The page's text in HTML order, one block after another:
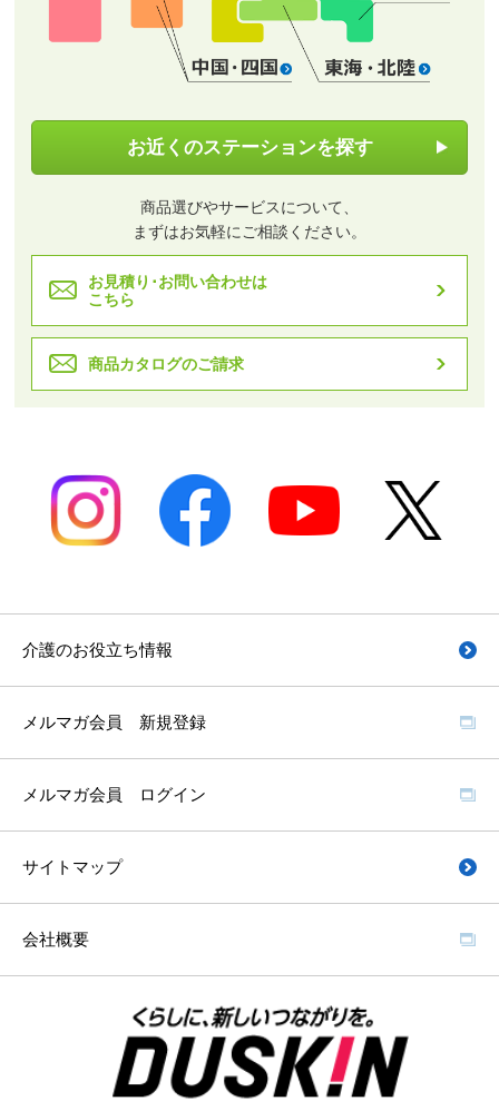
お近くのステーションを探す
商品選びやサービスについて、
まずはお気軽にご相談ください。
お見積り･お問い合わせは
こちら
商品カタログのご請求
介護のお役立ち情報
メルマガ会員 新規登録
メルマガ会員 ログイン
サイトマップ
会社概要